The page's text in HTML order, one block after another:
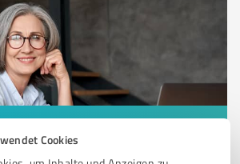
Cookies
hier gelistet werden?
jetzt und werden Sie ein von